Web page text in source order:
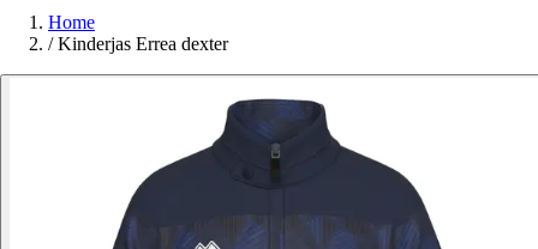
Home
/ Kinderjas Errea dexter